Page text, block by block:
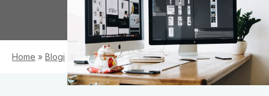
Home » Blogi Työpäivä Aalzen elämässä